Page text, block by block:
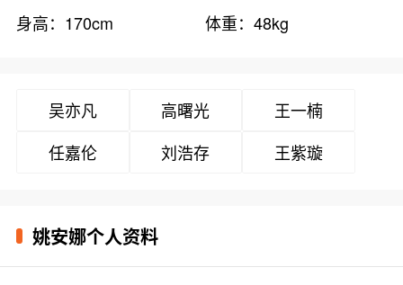
身高：170cm
体重：48kg
吴亦凡 高曙光
王一楠
任嘉伦
刘浩存 王紫璇
姚安娜个人资料